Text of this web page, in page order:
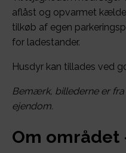
aflåst og opvarmet
tilkøb af egen
for ladestander.
Husdyr kan tillades ved
Bemærk, billederne er
ejendom.
Om området